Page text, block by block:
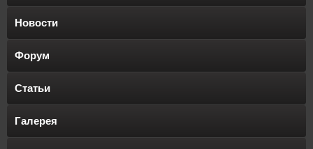
Новости
Форум
Статьи
Галерея